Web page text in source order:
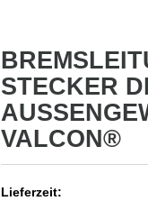
STECKER
VALCON®
Lieferzeit: